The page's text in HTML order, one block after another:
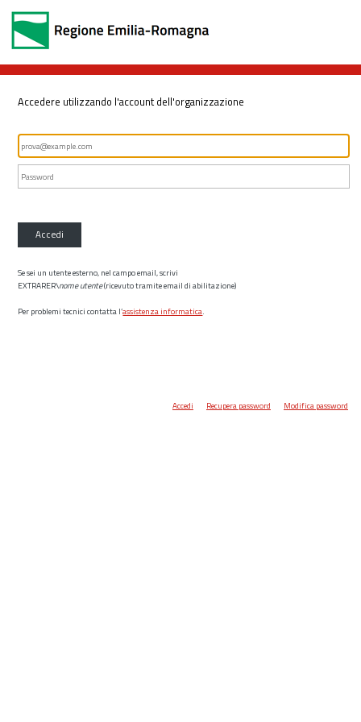
Accedere utilizzando l'account dell'organizzazione
Accedi
Se sei un utente esterno, nel campo email, scrivi
EXTRARER\nome utente(ricevuto tramite email di abilitazione)
Per problemi tecnici contatta l’assistenza informatica.
Accedi Recupera password Modifica password